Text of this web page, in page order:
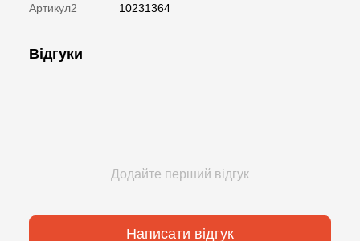
Артикул2 10231364
Відгуки
Додайте перший відгук
Написати відгук